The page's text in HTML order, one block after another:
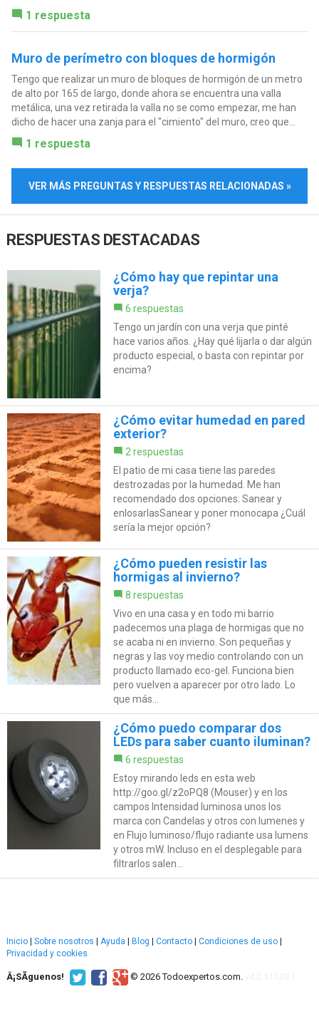
1 respuesta
Muro de perímetro con bloques de hormigón
Tengo que realizar un muro de bloques de hormigón de un metro
de alto por 165 de largo, donde ahora se encuentra una valla
metálica, una vez retirada la valla no se como empezar, me han
dicho de hacer una zanja para el "cimiento" del muro, creo que...
1 respuesta
VER MÁS PREGUNTAS Y RESPUESTAS RELACIONADAS »
RESPUESTAS DESTACADAS
¿Cómo hay que repintar una
verja?
6 respuestas
Tengo un jardín con una verja que pinté
hace varios años. ¿Hay qué lijarla o dar algún
producto especial, o basta con repintar por
encima?
¿Cómo evitar humedad en pared
exterior?
2 respuestas
El patio de mi casa tiene las paredes
destrozadas por la humedad. Me han
recomendado dos opciones: Sanear y
enlosarlasSanear y poner monocapa ¿Cuál
sería la mejor opción?
¿Cómo pueden resistir las
hormigas al invierno?
8 respuestas
Vivo en una casa y en todo mi barrio
padecemos una plaga de hormigas que no
se acaba ni en invierno. Son pequeñas y
negras y las voy medio controlando con un
producto llamado eco-gel. Funciona bien
pero vuelven a aparecer por otro lado. Lo
que más...
¿Cómo puedo comparar dos
LEDs para saber cuanto iluminan?
6 respuestas
Estoy mirando leds en esta web
http://goo.gl/z2oPQ8 (Mouser) y en los
campos Intensidad luminosa unos los
marca con Candelas y otros con lumenes y
en Flujo luminoso/flujo radiante usa lumens
y otros mW. Incluso en el desplegable para
filtrarlos salen...
Inicio Sobre nosotros Ayuda Blog Contacto Condiciones de uso
Privacidad y cookies
Â¡SÃ­guenos! © 2026 Todoexpertos.com.